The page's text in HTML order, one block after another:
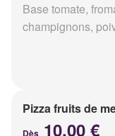
Base tomate,
champignons,
Pizza fruits de
Dès 10.00 €